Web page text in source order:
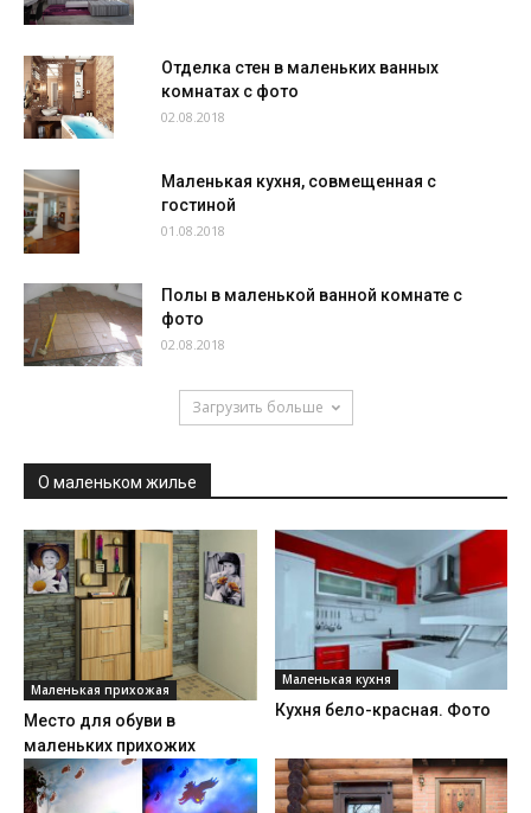
Отделка стен в маленьких ванных
комнатах с фото
02.08.2018
Маленькая кухня, совмещенная с
гостиной
01.08.2018
Полы в маленькой ванной комнате с
фото
02.08.2018
Загрузить больше
О маленьком жилье
Маленькая прихожая
Место для обуви в
маленьких прихожих
Маленькая кухня
Кухня бело-красная. Фото